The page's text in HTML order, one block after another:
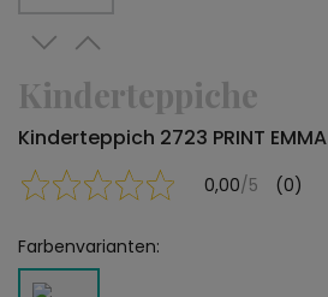
Kinderteppiche
Kinderteppich 2723 PRINT EMMA
0,00/5 (0)
Farbenvarianten: